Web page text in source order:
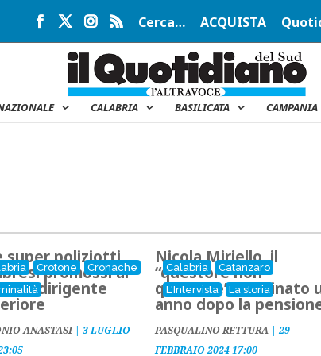
Cerca… ACQUISTA
CALABRIA BASILICATA CAMPANIA
Crotone
Cronache
super poliziotti
promossi al
di dirigente
ANASTASI|3 LUGLIO
Calabria
Catanzaro
L'Intervista
La storia
Nicola Miriello, il
“questore non
questore”, nominato
anno dopo la
PASQUALINO RETTURA |29
FEBBRAIO 2024 17:00